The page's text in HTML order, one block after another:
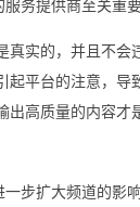
实的，并且不会
平台的注意，导
高质量的内容才
步扩大频道的影响